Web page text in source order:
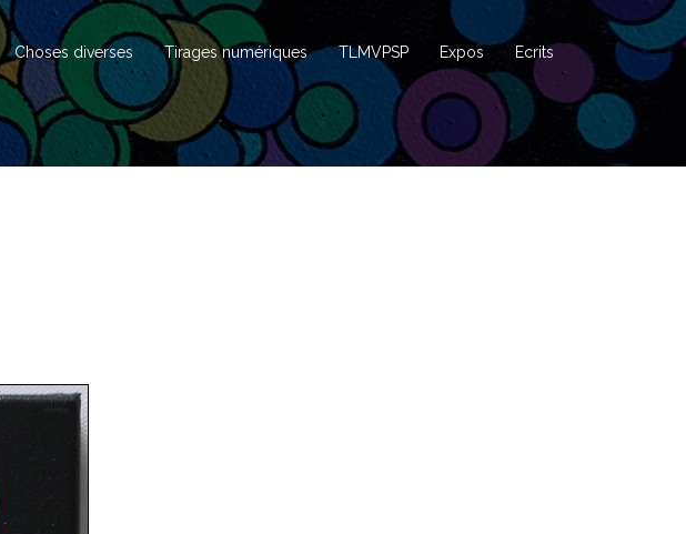
Choses diverses Tirages numériques TLMVPSP Expos
Ecrits